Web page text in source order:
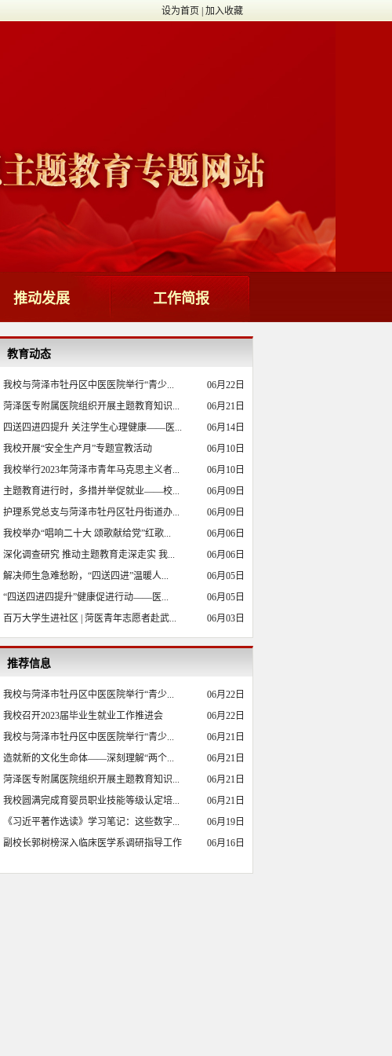
设为首页 加入收藏
推动发展 工作简报
教育动态
我校与菏泽市牡丹区中医医院举行“青少...
06月22日
菏泽医专附属医院组织开展主题教育知识...
06月21日
四送四进四提升 关注学生心理健康——医...
06月14日
我校开展“安全生产月”专题宣教活动
06月10日
我校举行2023年菏泽市青年马克思主义者...
06月10日
主题教育进行时，多措并举促就业——校...
06月09日
护理系党总支与菏泽市牡丹区牡丹街道办...
06月09日
我校举办“唱响二十大 颂歌献给党”红歌...
06月06日
深化调查研究 推动主题教育走深走实 我...
06月06日
解决师生急难愁盼，“四送四进”温暖人...
06月05日
“四送四进四提升”健康促进行动——医...
06月05日
百万大学生进社区 | 菏医青年志愿者赴武...
06月03日
推荐信息
我校与菏泽市牡丹区中医医院举行“青少...
06月22日
我校召开2023届毕业生就业工作推进会
06月22日
我校与菏泽市牡丹区中医医院举行“青少...
06月21日
造就新的文化生命体——深刻理解“两个...
06月21日
菏泽医专附属医院组织开展主题教育知识...
06月21日
我校圆满完成育婴员职业技能等级认定培...
06月21日
《习近平著作选读》学习笔记：这些数字...
06月19日
副校长郭树榜深入临床医学系调研指导工作
06月16日